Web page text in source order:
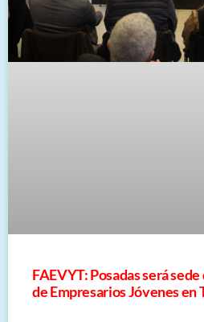
FAEVYT: Posadas será
de Empresarios Jóvenes en